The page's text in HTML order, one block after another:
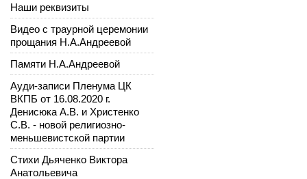
Наши реквизиты
Видео с траурной церемонии
прощания Н.А.Андреевой
Памяти Н.А.Андреевой
Ауди-записи Пленума ЦК
ВКПБ от 16.08.2020 г.
Денисюка А.В. и Христенко
С.В. - новой религиозно-
меньшевистской партии
Стихи Дьяченко Виктора
Анатольевича